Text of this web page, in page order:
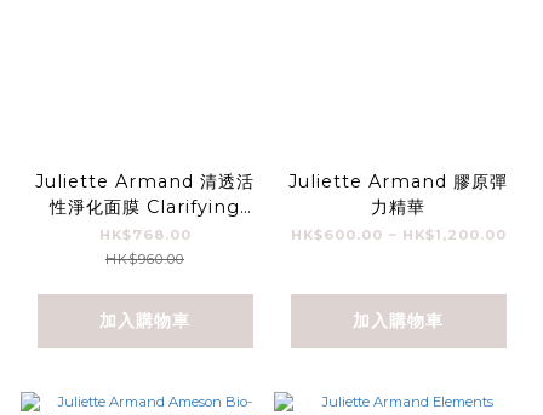
Juliette Armand 清透活
性淨化面膜 Clarifying
Active Mask (280ml)
HK$768.00
HK$960.00
加入購物車
Juliette Armand 膠原彈
力精華
HK$600.00 ~ HK$1,200.00
加入購物車